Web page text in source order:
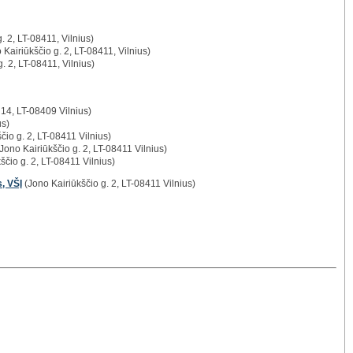
2, LT-08411, Vilnius)
g. 2, LT-08411, Vilnius)
2, LT-08411, Vilnius)
LT-08409 Vilnius)
g. 2, LT-08411 Vilnius)
Kairiūkščio g. 2, LT-08411 Vilnius)
g. 2, LT-08411 Vilnius)
VŠĮ (Jono Kairiūkščio g. 2, LT-08411 Vilnius)